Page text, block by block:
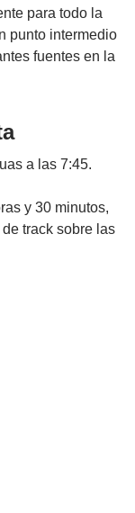
para todo la
punto intermedio
fuentes en la
a las 7:45.
y 30 minutos,
track sobre las